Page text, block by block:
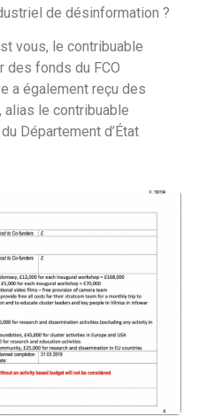
de désinformation ?
vous, le contribuable
des fonds du FCO
a également reçu des
alias le contribuable
Département d’État